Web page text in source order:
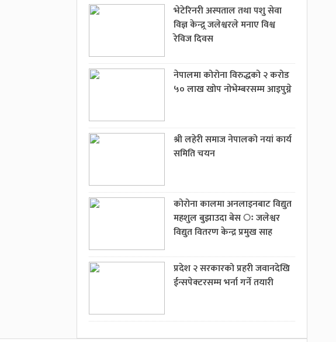
भेटेरिनरी अस्पताल तथा पशु सेवा
विज्ञ केन्द्र्र जलेश्वरले मनाए विश्व
रेविज दिवस
नेपालमा कोरोना विरुद्धको २ करोड
५० लाख खोप नोभेम्बरसम्म आइपुग्ने
श्री लहेरी समाज नेपालको नयां कार्य
समिति चयन
कोरोना कालमा अनलाइनबाट विद्युत
महशुल बुझाउदा बेस ः जलेश्वर
विद्युत वितरण केन्द्र प्रमुख साह
प्रदेश २ सरकारको प्रहरी जवानदेखि
ईन्सपेक्टरसम्म भर्ना गर्ने तयारी